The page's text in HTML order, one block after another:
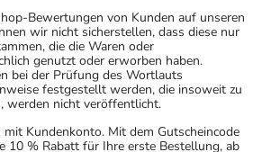
Bewertungen von Kunden auf unseren
wir nicht sicherstellen, dass diese nur
die die Waren oder
genutzt oder erworben haben.
bei der Prüfung des Wortlauts
festgestellt werden, die insoweit zu
werden nicht veröffentlicht.
Kundenkonto. Mit dem Gutscheincode
10 % Rabatt für Ihre erste Bestellung, ab